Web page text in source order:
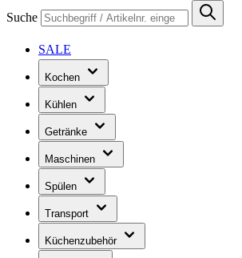
Suche
SALE
Kochen
Kühlen
Getränke
Maschinen
Spülen
Transport
Küchenzubehör